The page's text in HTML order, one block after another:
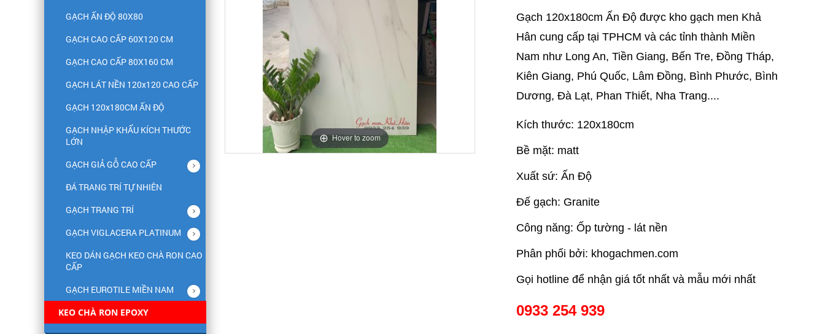
Hover to zoom
Gạch 120x180cm Ấn Độ được kho gạch men Khả
Hân cung cấp tại TPHCM và các tỉnh thành Miền
Nam như Long An, Tiền Giang, Bến Tre, Đồng Tháp,
Kiên Giang, Phú Quốc, Lâm Đồng, Bình Phước, Bình
Dương, Đà Lạt, Phan Thiết, Nha Trang....
Kích thước: 120x180cm
Bề mặt: matt
Xuất sứ: Ấn Độ
Đế gạch: Granite
Công năng: Ốp tường - lát nền
Phân phối bởi: khogachmen.com
Gọi hotline để nhận giá tốt nhất và mẫu mới nhất
0933 254 939
GẠCH ẤN ĐỘ 80X80
GẠCH CAO CẤP 60X120 CM
GẠCH CAO CẤP 80X160 CM
GẠCH LÁT NỀN 120x120 CAO CẤP
GẠCH 120x180CM ẤN ĐỘ
GẠCH NHẬP KHẨU KÍCH THƯỚC
LỚN
GẠCH GIẢ GỖ CAO CẤP
ĐÁ TRANG TRÍ TỰ NHIÊN
GẠCH TRANG TRÍ
GẠCH VIGLACERA PLATINUM
KEO DÁN GẠCH KEO CHÀ RON CAO
CẤP
GẠCH EUROTILE MIỀN NAM
KEO CHÀ RON EPOXY